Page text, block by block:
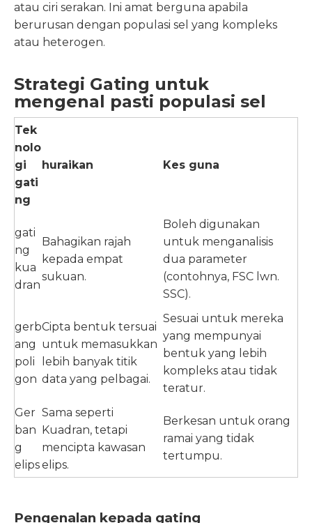
atau ciri serakan. Ini amat berguna apabila
berurusan dengan populasi sel yang kompleks
atau heterogen.
Strategi Gating untuk
mengenal pasti populasi sel
Tek
nolo
gi
gati
ng
huraikan Kes guna
gati
ng
kua
dran
Bahagikan rajah
kepada empat
sukuan.
Boleh digunakan
untuk menganalisis
dua parameter
(contohnya, FSC lwn.
SSC).
gerb
ang
poli
gon
Cipta bentuk tersuai
untuk memasukkan
lebih banyak titik
data yang pelbagai.
Sesuai untuk mereka
yang mempunyai
bentuk yang lebih
kompleks atau tidak
teratur.
Ger
ban
g
elips
Sama seperti
Kuadran, tetapi
mencipta kawasan
elips.
Berkesan untuk orang
ramai yang tidak
tertumpu.
Pengenalan kepada gating